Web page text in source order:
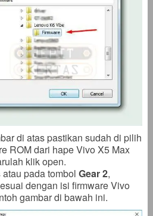
di atas pastikan sudah di pilih
ROM dari hape Vivo X5 Max
klik open.
atau pada tombol Gear 2,
dengan isi firmware Vivo
gambar di bawah ini.